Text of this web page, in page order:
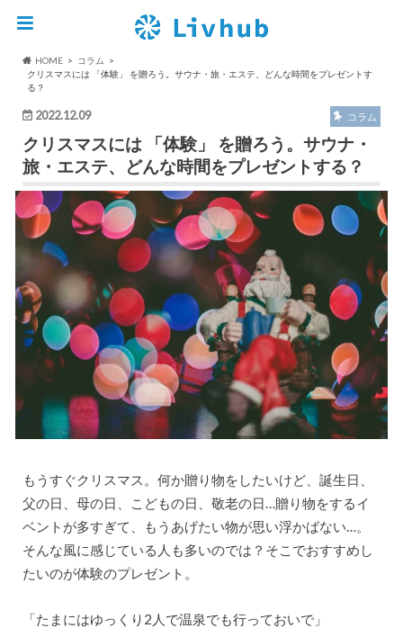
HOME
コラム
クリスマスには 「体験」 を贈ろう。サウナ・旅・エステ、どんな時間をプレゼントす
る？
2022.12.09 コラム
クリスマスには 「体験」 を贈ろう。サウナ・
旅・エステ、どんな時間をプレゼントする？
もうすぐクリスマス。何か贈り物をしたいけど、誕生日、
父の日、母の日、こどもの日、敬老の日…贈り物をするイ
ベントが多すぎて、もうあげたい物が思い浮かばない…。
そんな風に感じている人も多いのでは？そこでおすすめし
たいのが体験のプレゼント。
「たまにはゆっくり2人で温泉でも行っておいで」